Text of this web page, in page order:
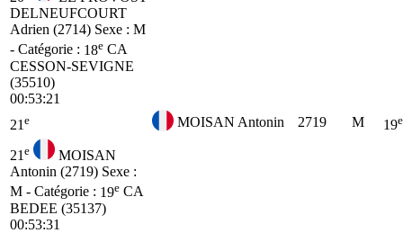
DELNEUFCOURT
Adrien (2714) Sexe : M
- Catégorie : 18e CA
CESSON-SEVIGNE
(35510)
00:53:21
21 e MOISAN Antonin 2719 M 19e
21 e
MOISAN
Antonin (2719) Sexe :
M - Catégorie : 19e CA
BEDEE (35137)
00:53:31